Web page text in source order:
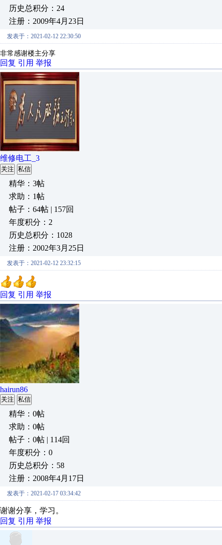
历史总积分：24
注册：2009年4月23日
发表于：2021-02-12 22:30:50
非常感谢楼主分享
回复 引用 举报
维修电工_3
关注 私信
精华：3帖
求助：1帖
帖子：64帖 | 157回
年度积分：2
历史总积分：1028
注册：2002年3月25日
发表于：2021-02-12 23:32:15
回复 引用 举报
hairun86
关注 私信
精华：0帖
求助：0帖
帖子：0帖 | 114回
年度积分：0
历史总积分：58
注册：2008年4月17日
发表于：2021-02-17 03:34:42
谢谢分享，学习。
回复 引用 举报